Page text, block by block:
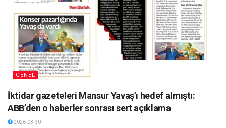
GENEL
İktidar gazeteleri Mansur Yavaş’ı hedef almıştı:
ABB’den o haberler sonrası sert açıklama
2026-03-30